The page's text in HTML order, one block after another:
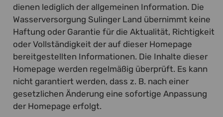
dienen lediglich der allgemeinen Information. Die
Wasserversorgung Sulinger Land übernimmt keine
Haftung oder Garantie für die Aktualität, Richtigkeit
oder Vollständigkeit der auf dieser Homepage
bereitgestellten Informationen. Die Inhalte dieser
Homepage werden regelmäßig überprüft. Es kann
nicht garantiert werden, dass z. B. nach einer
gesetzlichen Änderung eine sofortige Anpassung
der Homepage erfolgt.